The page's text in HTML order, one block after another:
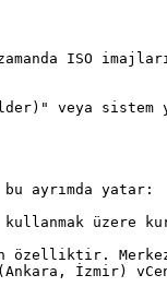
ISO
veya
ayrımda yatar:
üzere
özelliktir.
İzmir)